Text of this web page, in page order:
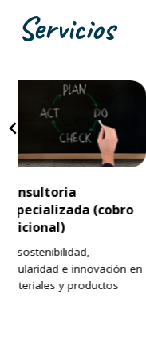
Servicios
Consultoria
especializada (cobro
adicional)
En sostenibilidad,
circularidad e innovación en
materiales y productos